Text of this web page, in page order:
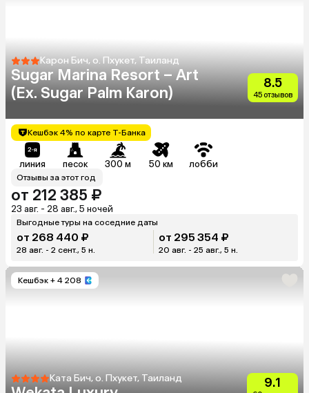
Карон Бич, о. Пхукет, Таиланд
Sugar Marina Resort – Art
(Ex. Sugar Palm Karon)
8.5
45 отзывов
Кешбэк 4% по карте Т-Банка
линия песок 300 м 50 км лобби
Отзывы за этот год
от 212 385 ₽
23 авг. - 28 авг., 5 ночей
Выгодные туры на соседние даты
от 268 440 ₽
28 авг. - 2 сент., 5 н.
от 295 354 ₽
20 авг. - 25 авг., 5 н.
Кешбэк + 4 208
Ката Бич, о. Пхукет, Таиланд 9.1